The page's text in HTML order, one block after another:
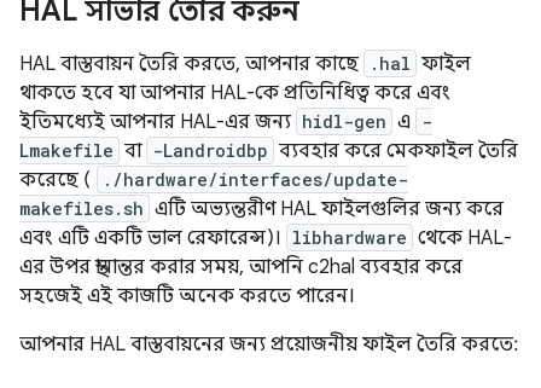
HAL সার্ভার তৈরি করুন
HAL বাস্তবায়ন তৈরি করতে, আপনার কাছে .hal ফাইল
থাকতে হবে যা আপনার HAL-কে প্রতিনিধিত্ব করে এবং
ইতিমধ্যেই আপনার HAL-এর জন্য hidl-gen এ -
Lmakefile বা -Landroidbp ব্যবহার করে মেকফাইল তৈরি
করেছে (
./hardware/interfaces/update-
makefiles.sh এটি অভ্যন্তরীণ HAL ফাইলগুলির জন্য করে
এবং এটি একটি ভাল রেফারেন্স)।
libhardware থেকে HAL-
এর উপর স্থানান্তর করার সময়, আপনি c2hal ব্যবহার করে
সহজেই এই কাজটি অনেক করতে পারেন।
আপনার HAL বাস্তবায়নের জন্য প্রয়োজনীয় ফাইল তৈরি করতে: